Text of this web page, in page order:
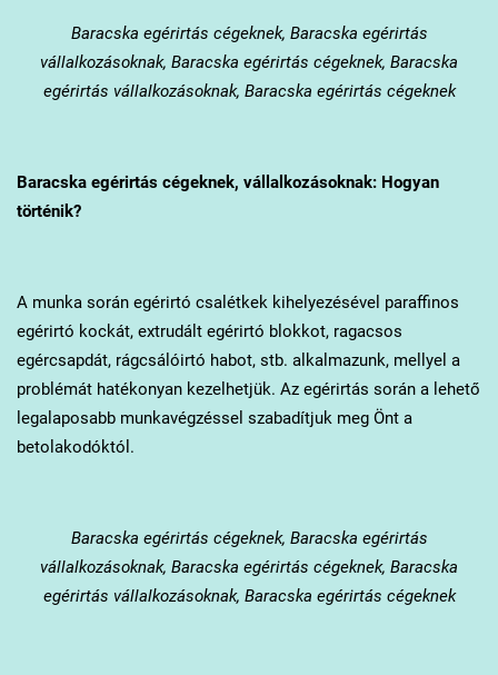
Baracska egérirtás cégeknek, Baracska egérirtás
vállalkozásoknak, Baracska egérirtás cégeknek, Baracska
egérirtás vállalkozásoknak, Baracska egérirtás cégeknek
Baracskaegérirtás cégeknek, vállalkozásoknak: Hogyan
történik?
A munka során egérirtó csalétkek kihelyezésével paraffinos
egérirtó kockát, extrudált egérirtó blokkot, ragacsos
egércsapdát, rágcsálóirtó habot, stb. alkalmazunk, mellyel a
problémát hatékonyan kezelhetjük. Az egérirtás során a lehető
legalaposabb munkavégzéssel szabadítjuk meg Önt a
betolakodóktól.
Baracska egérirtás cégeknek, Baracska egérirtás
vállalkozásoknak, Baracska egérirtás cégeknek, Baracska
egérirtás vállalkozásoknak, Baracska egérirtás cégeknek